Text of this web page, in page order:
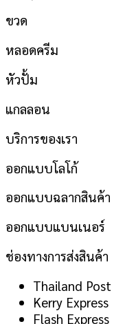
ขวด
หลอดครีม
หัวปั้ม
แกลลอน
บริการของเรา
ออกแบบโลโก้
ออกแบบฉลากสินค้า
ออกแบบแบนเนอร์
ช่องทางการส่งสินค้า
Thailand Post
Kerry Express
Flash Express